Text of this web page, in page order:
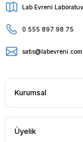
Lab Evreni
0 555 897 98 75
satis@labevreni.com
Kurumsal
Üyelik